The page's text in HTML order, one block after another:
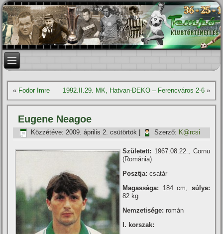
« Fodor Imre 1992.II.29. MK, Hatvan-DEKO – Ferencváros 2-6»
Eugene Neagoe
Közzétéve: 2009. április 2. csütörtök Szerző: K@rcsi
Született: 1967.08.22., Cornu
(Románia)
Posztja: csatár
Magassága: 184 cm, súlya:
82 kg
Nemzetisége: román
I. korszak: